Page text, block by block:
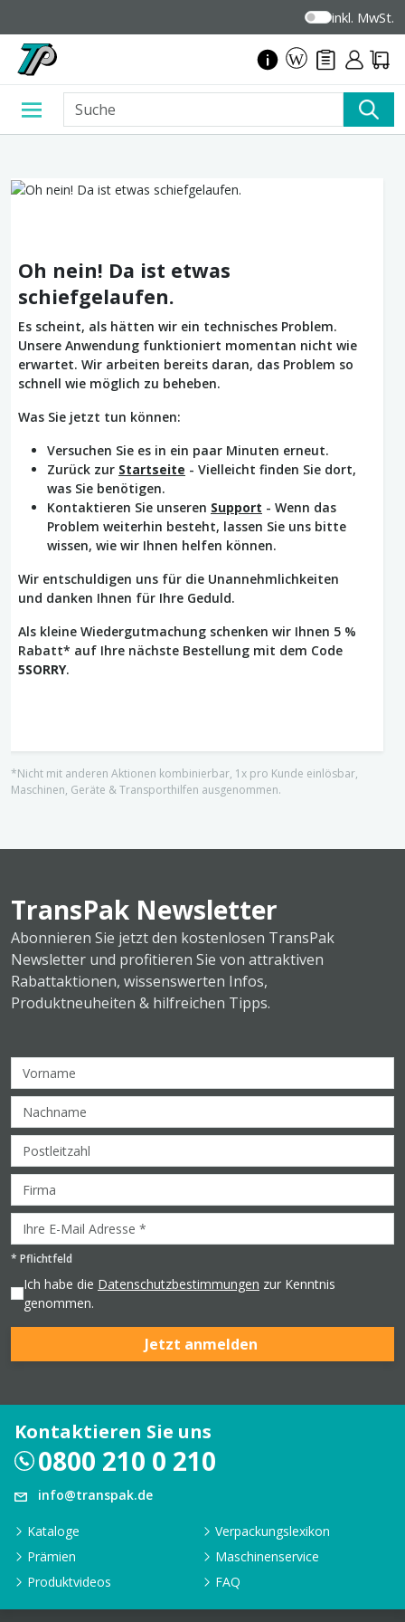
inkl. MwSt.
Oh nein! Da ist etwas
schiefgelaufen.
Es scheint, als hätten wir ein technisches Problem.
Unsere Anwendung funktioniert momentan nicht wie
erwartet. Wir arbeiten bereits daran, das Problem so
schnell wie möglich zu beheben.
Was Sie jetzt tun können:
Versuchen Sie es in ein paar Minuten erneut.
Zurück zur Startseite - Vielleicht finden Sie dort,
was Sie benötigen.
Kontaktieren Sie unseren Support - Wenn das
Problem weiterhin besteht, lassen Sie uns bitte
wissen, wie wir Ihnen helfen können.
Wir entschuldigen uns für die Unannehmlichkeiten
und danken Ihnen für Ihre Geduld.
Als kleine Wiedergutmachung schenken wir Ihnen 5 %
Rabatt* auf Ihre nächste Bestellung mit dem Code
5SORRY.
*Nicht mit anderen Aktionen kombinierbar, 1x pro Kunde einlösbar,
Maschinen, Geräte & Transporthilfen ausgenommen.
TransPak Newsletter
Abonnieren Sie jetzt den kostenlosen TransPak
Newsletter und profitieren Sie von attraktiven
Rabattaktionen, wissenswerten Infos,
Produktneuheiten & hilfreichen Tipps.
* Pflichtfeld
Ich habe die Datenschutzbestimmungen zur Kenntnis
genommen.
Jetzt anmelden
Kontaktieren Sie uns
0800 210 0 210
info@transpak.de
Kataloge
Verpackungslexikon
Prämien
Maschinenservice
Produktvideos
FAQ